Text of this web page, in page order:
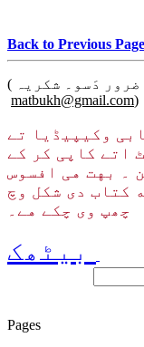
Back to Previous Page
( اگر غلطی محسوس ہووے تاں ضرور دَسو۔ شکریہ
matbukh@gmail.com)
وکیپیڈیا تے
اتے کاپی کر کے
۔ بهت هی افسوس
کتاب دی شکل وچ
چھپ وی چکے هے۔
Pages